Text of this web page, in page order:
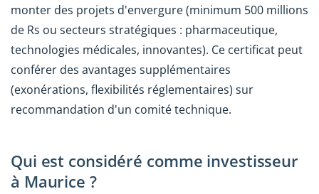
monter des projets d'envergure (minimum 500 millions
de Rs ou secteurs stratégiques : pharmaceutique,
technologies médicales, innovantes). Ce certificat peut
conférer des avantages supplémentaires
(exonérations, flexibilités réglementaires) sur
recommandation d'un comité technique.
Qui est considéré comme investisseur
à Maurice ?